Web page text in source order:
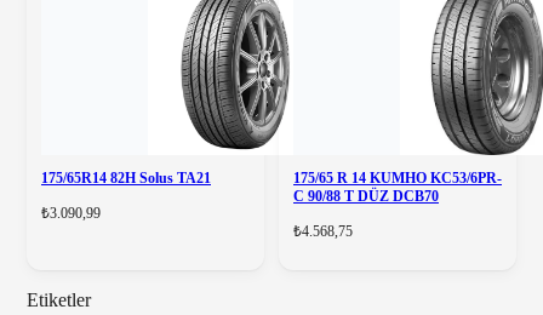
175/65R14 82H Solus TA21
₺3.090,99
175/65 R 14 KUMHO KC53/6PR-
C 90/88 T DÜZ DCB70
₺4.568,75
Etiketler